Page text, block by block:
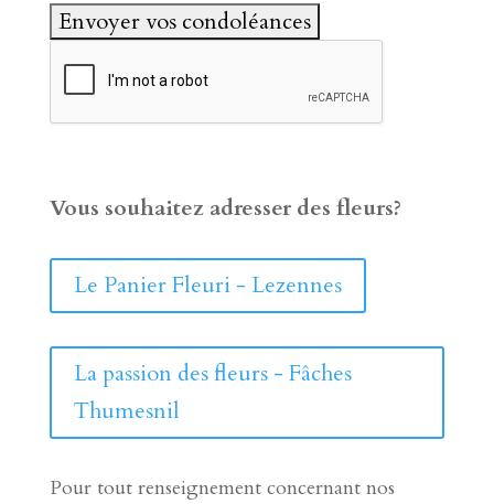
Vous souhaitez adresser des fleurs?
Le Panier Fleuri - Lezennes
La passion des fleurs - Fâches
Thumesnil
Pour tout renseignement concernant nos